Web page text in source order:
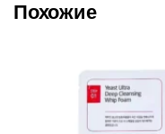
Похожие